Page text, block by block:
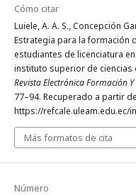
Cómo citar
Luiele, A. A. S., Concepción
Estrategia para la formación
estudiantes de licenciatura
instituto superior de ciencias
Revista Electrónica Formación
77–94. Recuperado a partir de
https://refcale.uleam.edu.ec/
Más formatos de cita
Número